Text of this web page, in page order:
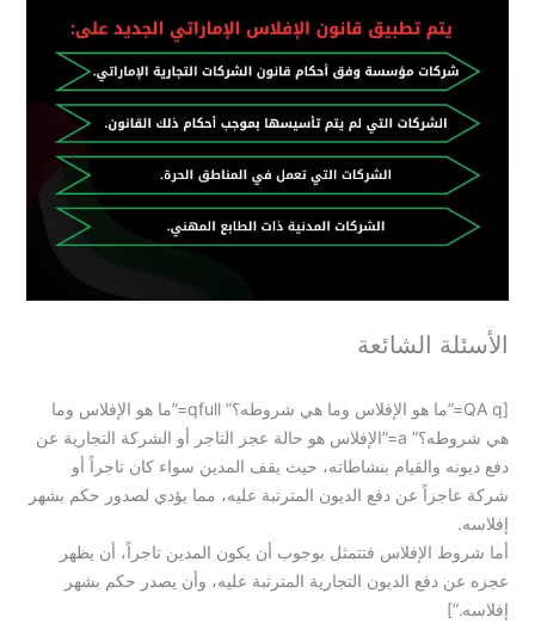
الأسئلة الشائعة
[QA q=”ما هو الإفلاس وما هي شروطه؟” qfull=”ما هو الإفلاس وما
هي شروطه؟” a=”الإفلاس هو حالة عجز التاجر أو الشركة التجارية عن
دفع ديونه والقيام بنشاطاته، حيث يقف المدين سواء كان تاجراً أو
شركة عاجزاً عن دفع الديون المترتبة عليه، مما يؤدي لصدور حكم بشهر
إفلاسه.
أما شروط الإفلاس فتتمثل بوجوب أن يكون المدين تاجراً، أن يظهر
عجزه عن دفع الديون التجارية المترتبة عليه، وأن يصدر حكم بشهر
إفلاسه.”]